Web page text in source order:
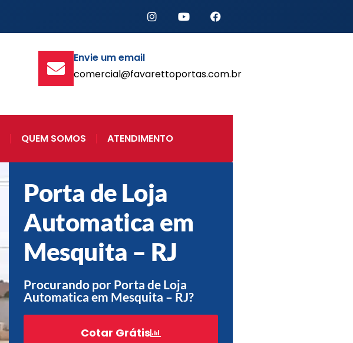
Envie um email
comercial@favarettoportas.com.br
QUEM SOMOS ATENDIMENTO
Porta de Loja
Automatica em
Mesquita – RJ
Procurando por Porta de Loja
Automatica em Mesquita – RJ?
Cotar Grátis